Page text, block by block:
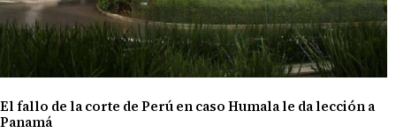
El fallo de la corte de Perú en caso Humala le da lección a
Panamá